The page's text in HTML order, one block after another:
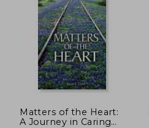
40%
dcto. $ 23.35
Matters of the Heart:
A Journey in Caring